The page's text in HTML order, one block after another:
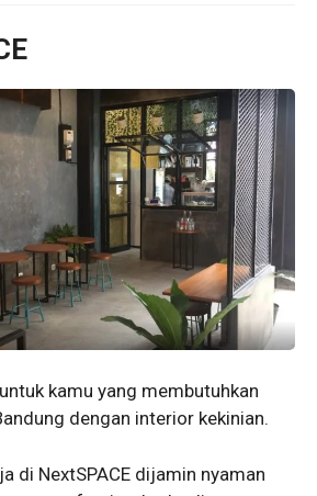
kamu yang membutuhkan
dengan interior kekinian.
di NextSPACE dijamin nyaman